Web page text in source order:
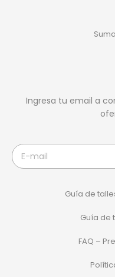
Ingresa tu email a
Guía de
Guía de
FAQ –